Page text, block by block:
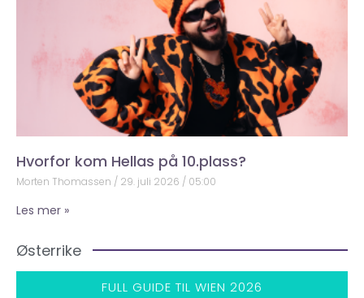
Hvorfor kom Hellas på 10.plass?
Morten Thomassen 29. juli 2026 05:00
Les mer »
Østerrike
FULL GUIDE TIL WIEN 2026